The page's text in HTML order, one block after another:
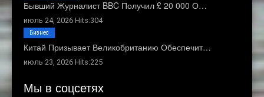
Бывший Журналист BBC Получил £ 20 000 О…
июль 24, 2026 Hits:304
Китай Призывает Великобританию Обеспечит…
июль 23, 2026 Hits:225
Бизнес
Мы в соцсетях